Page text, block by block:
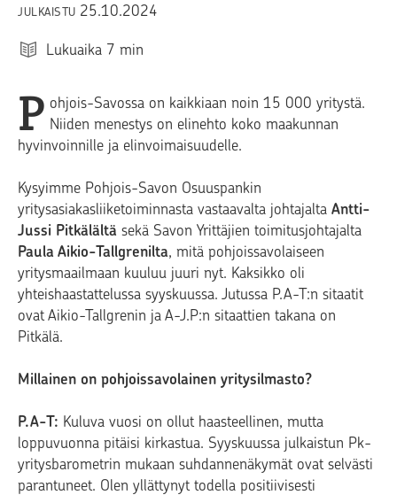
JULKAISTU 25.10.2024
Lukuaika 7 min
P ohjois-Savossa on kaikkiaan noin 15 000 yritystä.
Niiden menestys on elinehto koko maakunnan
hyvinvoinnille ja elinvoimaisuudelle.
Kysyimme Pohjois-Savon Osuuspankin
yritysasiakasliiketoiminnasta vastaavalta johtajalta Antti-
Jussi Pitkälältä sekä Savon Yrittäjien toimitusjohtajalta
Paula Aikio-Tallgrenilta, mitä pohjoissavolaiseen
yritysmaailmaan kuuluu juuri nyt. Kaksikko oli
yhteishaastattelussa syyskuussa. Jutussa P.A-T:n sitaatit
ovat Aikio-Tallgrenin ja A-J.P:n sitaattien takana on
Pitkälä.
Millainen on pohjoissavolainen yritysilmasto?
P.A-T: Kuluva vuosi on ollut haasteellinen, mutta
loppuvuonna pitäisi kirkastua. Syyskuussa julkaistun Pk-
yritysbarometrin mukaan suhdannenäkymät ovat selvästi
parantuneet. Olen yllättynyt todella positiivisesti